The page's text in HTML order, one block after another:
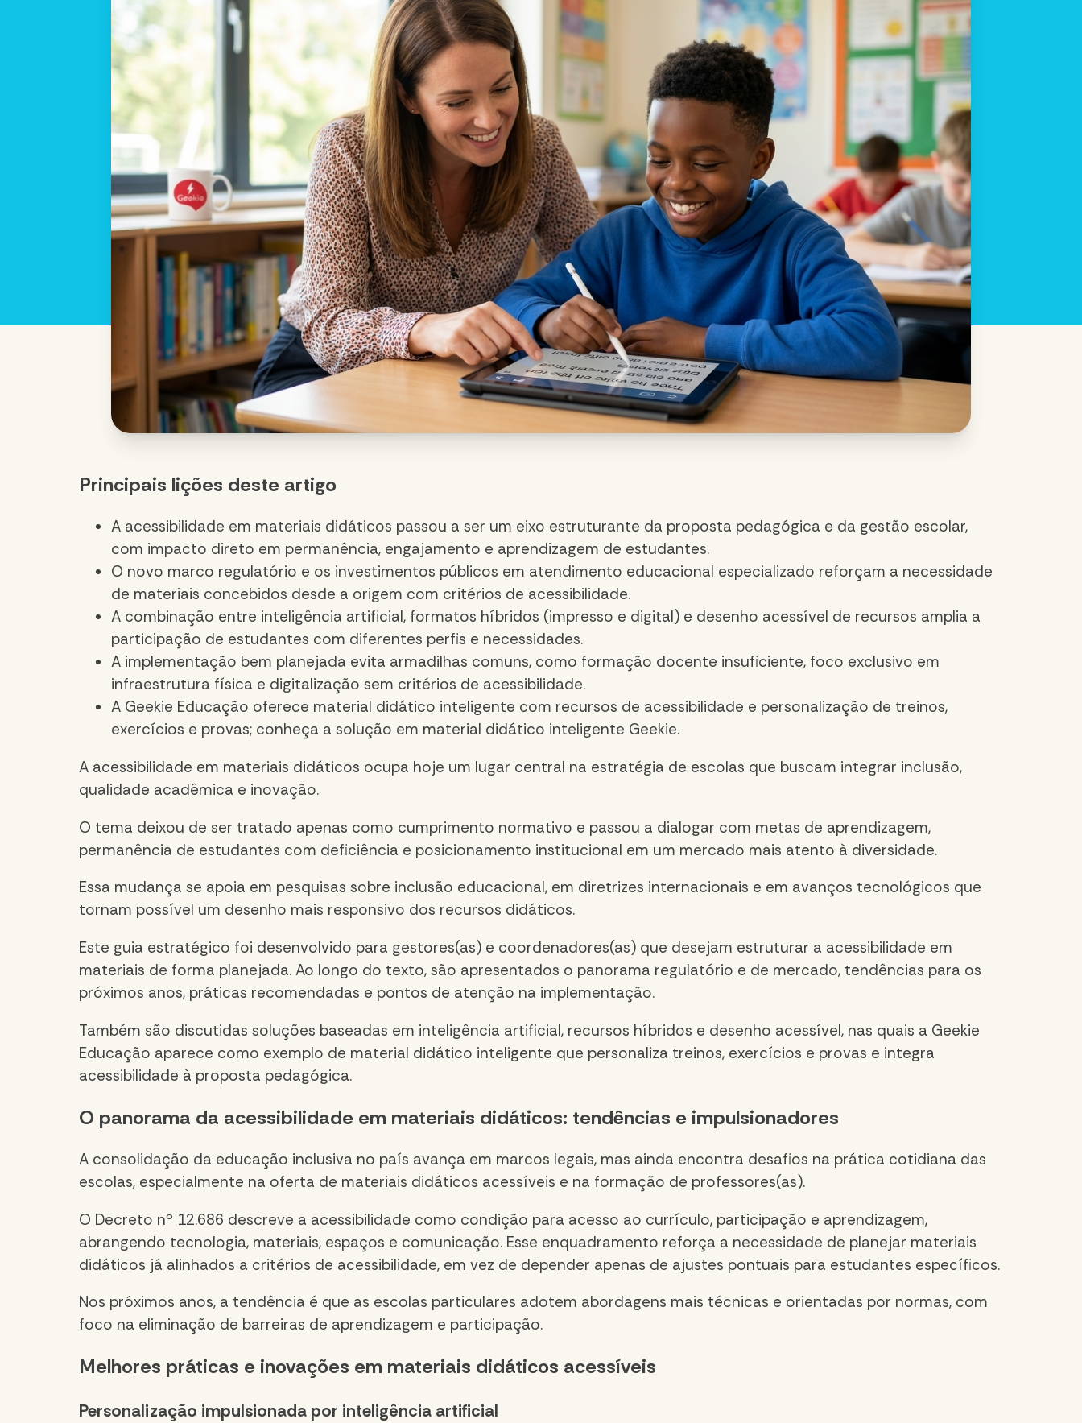
Principais lições deste artigo
A acessibilidade em materiais didáticos passou a ser um eixo estruturante da proposta pedagógica e da gestão escolar,
com impacto direto em permanência, engajamento e aprendizagem de estudantes.
O novo marco regulatório e os investimentos públicos em atendimento educacional especializado reforçam a necessidade
de materiais concebidos desde a origem com critérios de acessibilidade.
A combinação entre inteligência artificial, formatos híbridos (impresso e digital) e desenho acessível de recursos amplia a
participação de estudantes com diferentes perfis e necessidades.
A implementação bem planejada evita armadilhas comuns, como formação docente insuficiente, foco exclusivo em
infraestrutura física e digitalização sem critérios de acessibilidade.
A Geekie Educação oferece material didático inteligente com recursos de acessibilidade e personalização de treinos,
exercícios e provas; conheça a solução em material didático inteligente Geekie.
A acessibilidade em materiais didáticos ocupa hoje um lugar central na estratégia de escolas que buscam integrar inclusão,
qualidade acadêmica e inovação.
O tema deixou de ser tratado apenas como cumprimento normativo e passou a dialogar com metas de aprendizagem,
permanência de estudantes com deficiência e posicionamento institucional em um mercado mais atento à diversidade.
Essa mudança se apoia em pesquisas sobre inclusão educacional, em diretrizes internacionais e em avanços tecnológicos que
tornam possível um desenho mais responsivo dos recursos didáticos.
Este guia estratégico foi desenvolvido para gestores(as) e coordenadores(as) que desejam estruturar a acessibilidade em
materiais de forma planejada. Ao longo do texto, são apresentados o panorama regulatório e de mercado, tendências para os
próximos anos, práticas recomendadas e pontos de atenção na implementação.
Também são discutidas soluções baseadas em inteligência artificial, recursos híbridos e desenho acessível, nas quais a Geekie
Educação aparece como exemplo de material didático inteligente que personaliza treinos, exercícios e provas e integra
acessibilidade à proposta pedagógica.
O panorama da acessibilidade em materiais didáticos: tendências e impulsionadores
A consolidação da educação inclusiva no país avança em marcos legais, mas ainda encontra desafios na prática cotidiana das
escolas, especialmente na oferta de materiais didáticos acessíveis e na formação de professores(as).
O Decreto nº 12.686 descreve a acessibilidade como condição para acesso ao currículo, participação e aprendizagem,
abrangendo tecnologia, materiais, espaços e comunicação. Esse enquadramento reforça a necessidade de planejar materiais
didáticos já alinhados a critérios de acessibilidade, em vez de depender apenas de ajustes pontuais para estudantes específicos.
Nos próximos anos, a tendência é que as escolas particulares adotem abordagens mais técnicas e orientadas por normas, com
foco na eliminação de barreiras de aprendizagem e participação.
Melhores práticas e inovações em materiais didáticos acessíveis
Personalização impulsionada por inteligência artificial